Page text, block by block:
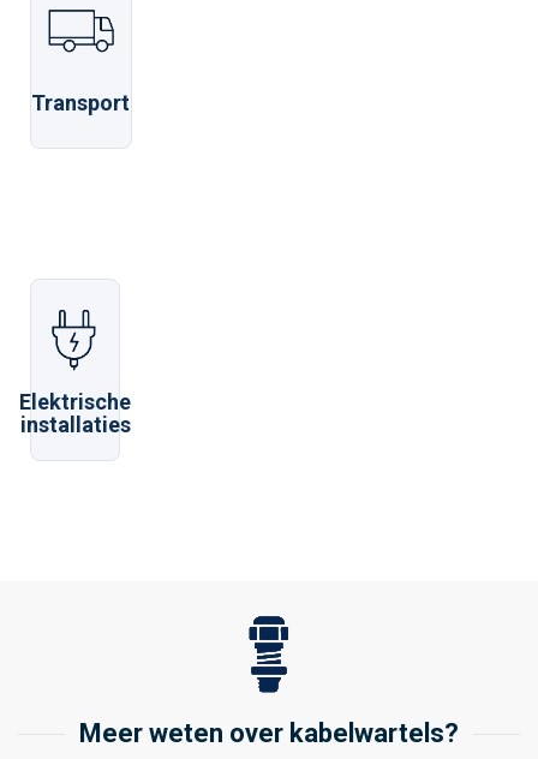
Transport
Elektrische
installaties
Meer weten over kabelwartels?